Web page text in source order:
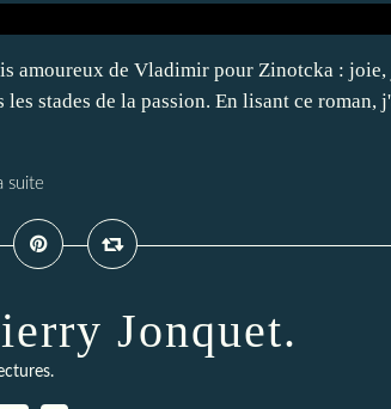
amoureux de Vladimir pour Zinotcka :
stades de la passion. En lisant ce roman,
suite
Jonquet.